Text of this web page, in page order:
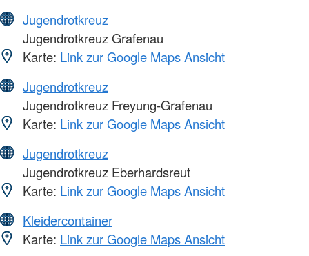
Jugendrotkreuz
Jugendrotkreuz Grafenau
Karte: Link zur Google Maps Ansicht
Jugendrotkreuz
Jugendrotkreuz Freyung-Grafenau
Karte: Link zur Google Maps Ansicht
Jugendrotkreuz
Jugendrotkreuz Eberhardsreut
Karte: Link zur Google Maps Ansicht
Kleidercontainer
Karte: Link zur Google Maps Ansicht